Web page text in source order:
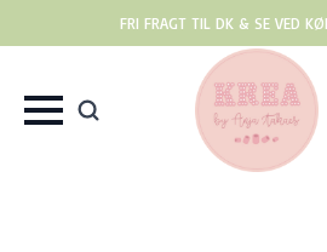
FRI FRAGT TIL DK & SE VED